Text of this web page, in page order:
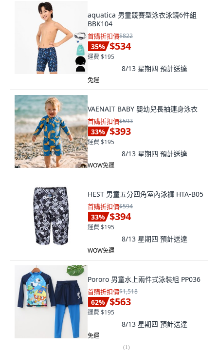
aquatica 男童競賽型泳衣泳鏡6件組
BBK104
首購折扣價$822
35% $534
運費 $195
8/13 星期四 預計送達
免運
VAENAIT BABY 嬰幼兒長袖連身泳衣
首購折扣價$593
33% $393
運費 $195
8/13 星期四 預計送達
WOW免運
HEST 男童五分四角室內泳褲 HTA-B05
首購折扣價$594
33% $394
運費 $195
8/13 星期四 預計送達
WOW免運
Pororo 男童水上兩件式泳裝組 PP036
首購折扣價$1,518
62% $563
運費 $195
8/13 星期四 預計送達
免運
(1)